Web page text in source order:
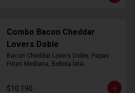
Combo Bacon Cheddar
Lovers Doble
Bacon Cheddar Lovers Doble, Papas
Fritas Mediana, Bebida lata.
$10.190